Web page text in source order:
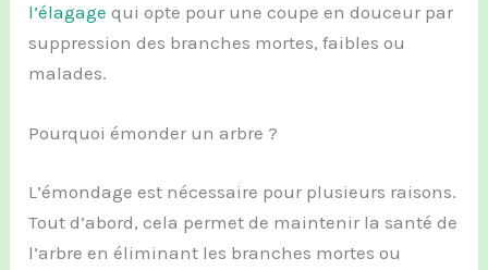
l’élagage qui opte pour une coupe en douceur par
suppression des branches mortes, faibles ou
malades.
Pourquoi émonder un arbre ?
L’émondage est nécessaire pour plusieurs raisons.
Tout d’abord, cela permet de maintenir la santé de
l’arbre en éliminant les branches mortes ou